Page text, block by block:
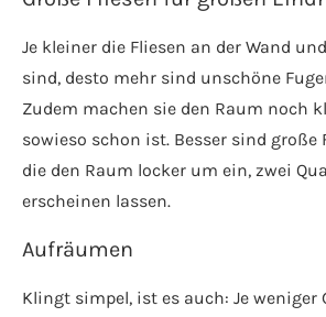
Je kleiner die Fliesen an der Wand
sind, desto mehr sind unschöne
Zudem machen sie den Raum noch
sowieso schon ist. Besser sind große
die den Raum locker um ein, zwei
erscheinen lassen.
Aufräumen
Klingt simpel, ist es auch: Je weniger